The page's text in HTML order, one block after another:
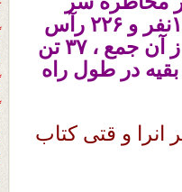
انجام از گروه اصلی که متشکل بود از ۱۴۵نفر و ۲۲۶ رآس
چار پا که از اصفهان به راه افتاده بودند ، از آن جمع ، ۳۷ تن
و بقیه در طول راه
و قتی کتاب